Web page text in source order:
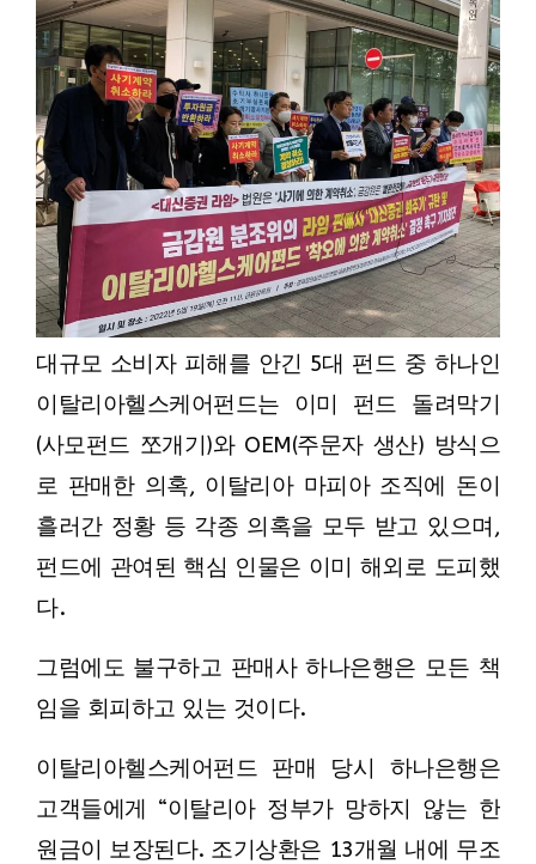
대규모 소비자 피해를 안긴 5대 펀드 중 하나인
이탈리아헬스케어펀드는 이미 펀드 돌려막기
(사모펀드 쪼개기)와 OEM(주문자 생산) 방식으
로 판매한 의혹, 이탈리아 마피아 조직에 돈이
흘러간 정황 등 각종 의혹을 모두 받고 있으며,
펀드에 관여된 핵심 인물은 이미 해외로 도피했
다.
그럼에도 불구하고 판매사 하나은행은 모든 책
임을 회피하고 있는 것이다.
이탈리아헬스케어펀드 판매 당시 하나은행은
고객들에게 “이탈리아 정부가 망하지 않는 한
원금이 보장된다. 조기상환은 13개월 내에 무조